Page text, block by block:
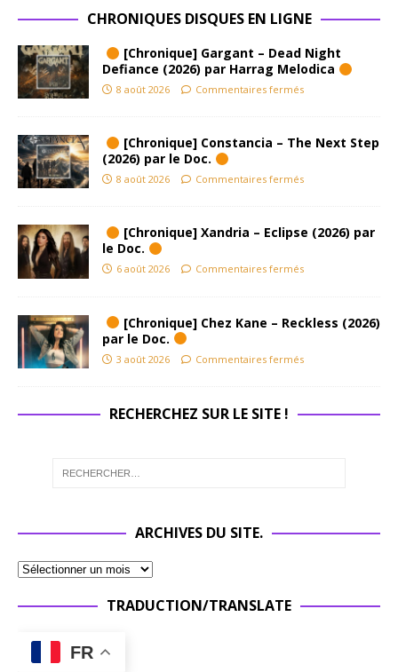
CHRONIQUES DISQUES EN LIGNE
[Chronique] Gargant – Dead Night
Defiance (2026) par Harrag Melodica
8 août 2026 Commentaires fermés
[Chronique] Constancia – The Next Step
(2026) par le Doc.
8 août 2026 Commentaires fermés
[Chronique] Xandria – Eclipse (2026) par
le Doc.
6 août 2026 Commentaires fermés
[Chronique] Chez Kane – Reckless (2026)
par le Doc.
3 août 2026 Commentaires fermés
RECHERCHEZ SUR LE SITE !
ARCHIVES DU SITE.
TRADUCTION/TRANSLATE
FR